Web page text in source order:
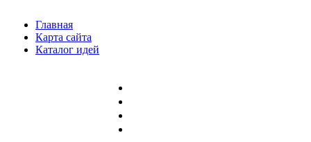
Главная
Карта сайта
Каталог идей